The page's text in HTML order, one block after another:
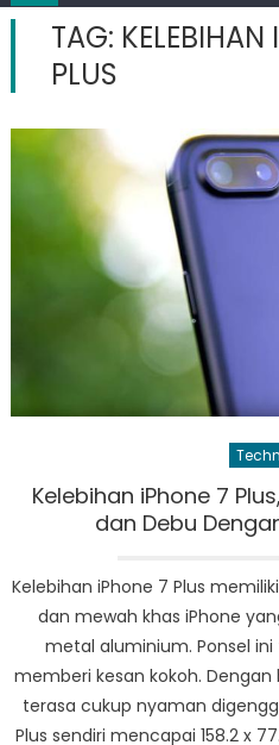
TAG: KELEBIHAN
PLUS
Kelebihan iPhone 7
dan Debu
Kelebihan iPhone 7 Plus
dan mewah khas iPhone
metal aluminium. Ponsel
memberi kesan kokoh. Dengan
terasa cukup nyaman
Plus sendiri mencapai 158.2 x